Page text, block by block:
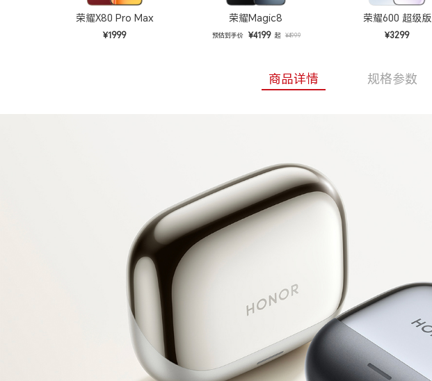
荣耀X80 Pro Max
¥1999
荣耀Magic8
预估到手价 ¥4199 起 ¥4999
荣耀600 超级版
¥3299
商品详情 规格参数